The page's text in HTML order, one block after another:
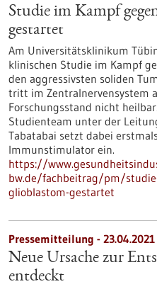
Studie im Kampf
gestartet
Am Universitätsklinikum
klinischen Studie im Kampf
den aggressivsten soliden
tritt im Zentralnervensystem
Forschungsstand nicht
Studienteam unter der
Tabatabai setzt dabei
Immunstimulator ein.
https://
bw.de/fachbeitrag/pm/
glioblastom-gestartet
Pressemitteilung - 23.04.2021
Neue Ursache zur
entdeckt